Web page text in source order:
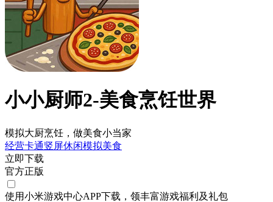
小小厨师2-美食烹饪世界
模拟大厨烹饪，做美食小当家
经营卡通竖屏休闲模拟美食
立即下载
官方正版
使用小米游戏中心APP下载 ，领丰富游戏福利 及礼包